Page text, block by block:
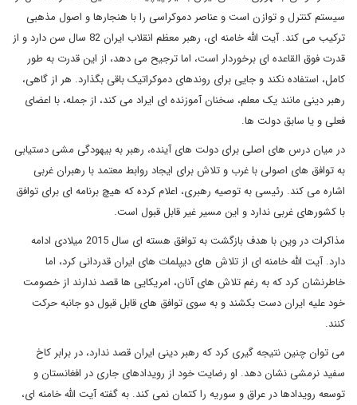
سیستم کنترل و توازن است و عناصر دموکراسی را با هنجارها و اصول مذهبی
ترکیب می کند. آیت الله خامنه ای، رهبر معظم انقلاب ایران 82 سال سن دارد و از
قدرت فوق القاعده ای برخوردار است، اما ترجیح می دهد، از این قدرت به طور
کامل، استفاده نکند و جایی برای روندهای دموکراتیک باقی بگذارد. هر از گاهی،
رهبر دینی مانند یک معلم، سخنان آموزنده ای ایراد می کند، از جمله، با اعضای
فعلی و یا سابق دولت ها.
در میان درس های اصلی برای دولت های آینده، رهبر به بیهودگی مشی دستیابی
به توافق های اصولی با غرب و تلاش برای ایجاد روابط معتمد با رهبران غربی
اشاره می کند. رئیسی به توصیه رهبری، اعلام کرده که هیچ برنامه ای برای توافق
با کشورهای غربی ندارد و این مسیر غیر قابل قبول است.
مذاکرات در وین با هدف بازگشت به توافق هسته ای سال 2015 میلادی ادامه
دارد. آیت الله خامنه ای از تلاش های دیپلمات های ایران قدردانی کرد، اما
خاطرنشان کرد که به رغم تلاش های آنان، امریکایی ها قصد ندارند از خصومت
خود علیه ایران دست بکشند و به سوی توافق های قابل قبول دو جانبه حرکت
کنند.
می توان چنین نتیجه گیری کرد که رهبر دینی ایران قصد ندارد، در برابر کاخ
سفید نرمشی نشان دهد. او رضایت خود از رویدادهای جاری در افغانستان و
توسعه رویدادها در عراق و سوریه را کتمان نمی کند. به گفته آیت الله خامنه ای،